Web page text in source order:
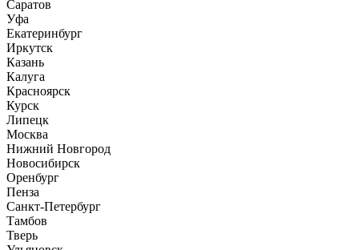
Саратов
Уфа
Екатеринбург
Иркутск
Казань
Калуга
Красноярск
Курск
Липецк
Москва
Нижний Новгород
Новосибирск
Оренбург
Пенза
Санкт-Петербург
Тамбов
Тверь